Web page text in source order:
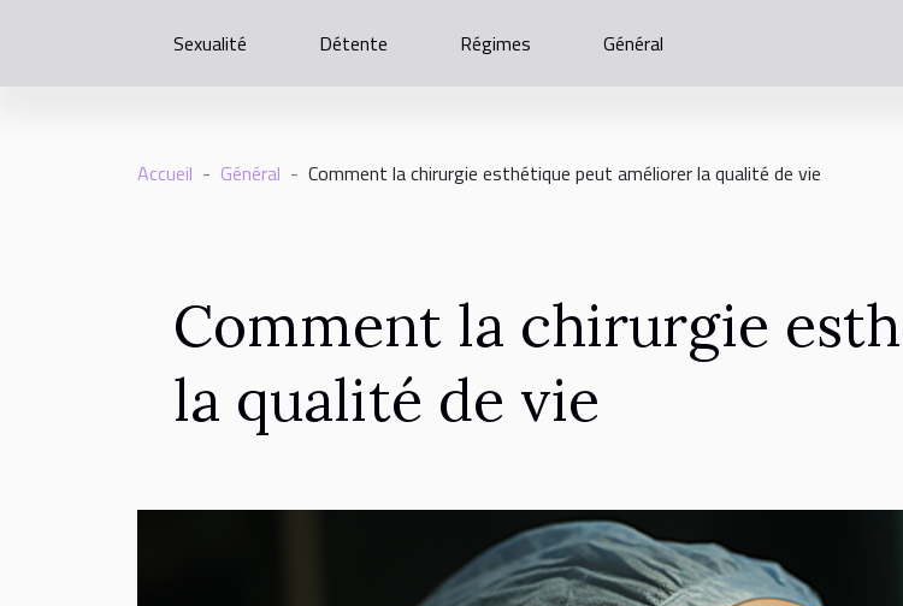
Sexualité Détente Régimes Général
Accueil Général Comment la chirurgie esthétique peut améliorer la qualité de vie
Comment la chirurgie
la qualité de vie